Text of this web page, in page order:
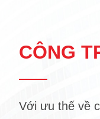
CÔNG
Với ưu thế về